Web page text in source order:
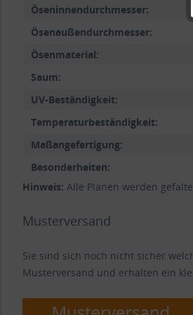
Öseninnendurchmesser:
Ösenaußendurchmesser:
Ösenmaterial:
Saum:
UV-Beständigkeit:
Temperaturbeständigkeit:
Maßangefertigung:
Besonderheiten:
Hinweis: Alle Planen werden
Musterversand
Sie sind sich noch nicht sicher
Musterversand und erhalten ein